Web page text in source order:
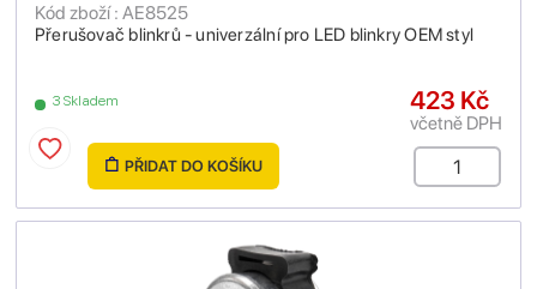
Přerušovač blinkrů - univerzální pro LED blinkry OEM styl
Kód zboží : AE8525
3 Skladem 423 Kč
včetně DPH
PŘIDAT DO KOŠÍKU